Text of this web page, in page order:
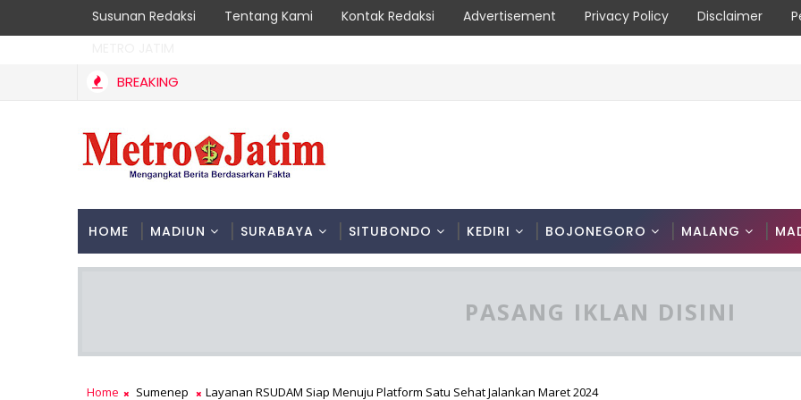
Susunan Redaksi Tentang Kami Kontak Redaksi Advertisement Privacy Policy Disclaimer
BREAKING
HOME MADIUN SURABAYA SITUBONDO KEDIRI BOJONEGORO MALANG
PASANG IKLAN DISINI
Home Sumenep Layanan RSUDAM Siap Menuju Platform Satu Sehat Jalankan Maret 2024